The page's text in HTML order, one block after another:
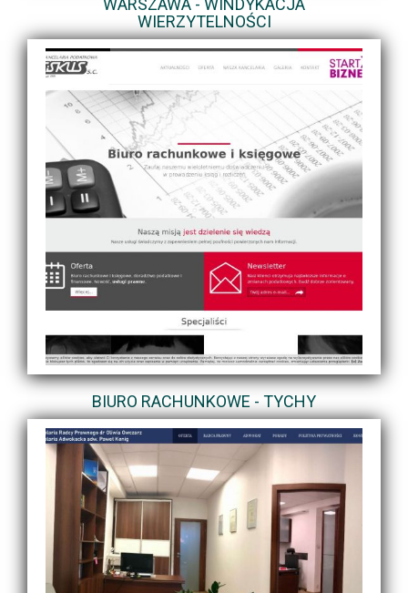
WARSZAWA - WINDYKACJA
WIERZYTELNOŚCI
BIURO RACHUNKOWE - TYCHY